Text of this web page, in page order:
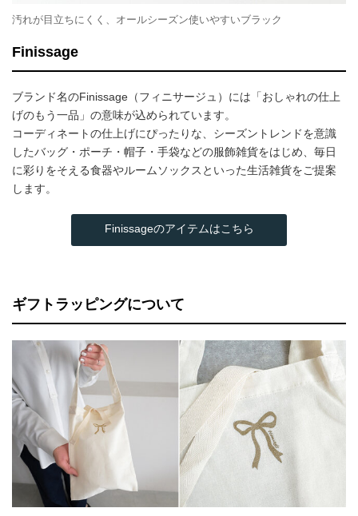
汚れが目立ちにくく、オールシーズン使いやすいブラック
Finissage
ブランド名のFinissage（フィニサージュ）には「おしゃれの仕上
げのもう一品」の意味が込められています。
コーディネートの仕上げにぴったりな、シーズントレンドを意識
したバッグ・ポーチ・帽子・手袋などの服飾雑貨をはじめ、毎日
に彩りをそえる食器やルームソックスといった生活雑貨をご提案
します。
Finissageのアイテムはこちら
ギフトラッピングについて